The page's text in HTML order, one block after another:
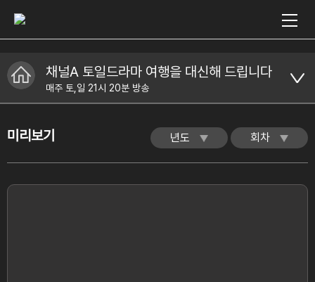
채널A 토일드라마 여행을 대신해 드립니다
매주 토,일 21시 20분 방송
미리보기 년도 회차